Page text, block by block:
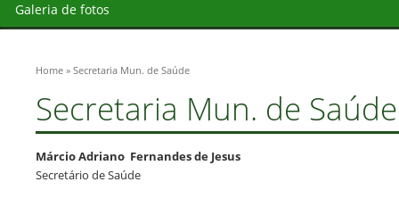
Galeria de fotos
Home » Secretaria Mun. de Saúde
Secretaria Mun. de Saúde
Márcio Adriano Fernandes de Jesus
Secretário de Saúde